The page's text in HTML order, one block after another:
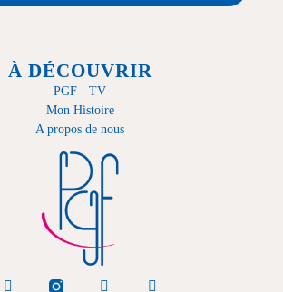
À DÉCOUVRIR
PGF - TV
Mon Histoire
A propos de nous